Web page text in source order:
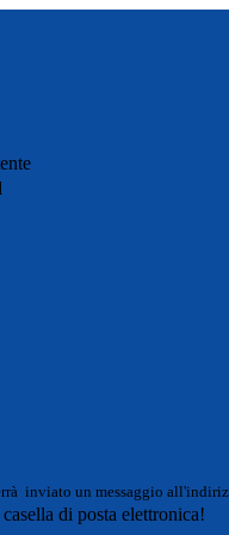
inviato un messaggio
di posta elettronica!